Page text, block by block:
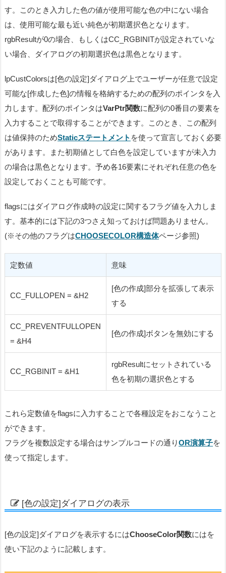
す。このとき入力した色の値が使用可能な色の中にない場合
は、使用可能な最も近い純色が初期選択色となります。
rgbResultが0の場合、もしくはCC_RGBINITが設定されていな
い場合、ダイアログの初期選択色は黒色となります。
lpCustColorsは[色の設定]ダイアログ上でユーザーが任意で設定
可能な[作成した色]の情報を格納するための配列のポインタを入
力します。配列のポインタはVarPtr関数に配列の0番目の要素を
入力することで取得することができます。このとき、この配列
は値保持のためStaticステートメント を使って宣言しておく必要
があります。また初期値として白色を設定していますが未入力
の場合は黒色となります。予め各16要素にそれぞれ任意の色を
設定しておくことも可能です。
flagsにはダイアログ作成時の設定に関するフラグ値を入力しま
す。基本的には下記の3つさえ知っておけば問題ありません。
(※その他のフラグはCHOOSECOLOR構造体ページ参照)
定数値 意味
CC_FULLOPEN = &H2
[色の作成]部分を拡張して表示
する
CC_PREVENTFULLOPEN
= &H4
[色の作成]ボタンを無効にする
CC_RGBINIT = &H1
rgbResultにセットされている
色を初期の選択色とする
これら定数値をflagsに入力することで各種設定をおこなうこと
ができます。
フラグを複数設定する場合はサンプルコードの通りOR演算子を
使って指定します。
[色の設定]ダイアログの表示
[色の設定]ダイアログを表示するにはChooseColor関数にはを
使い下記のように記載します。